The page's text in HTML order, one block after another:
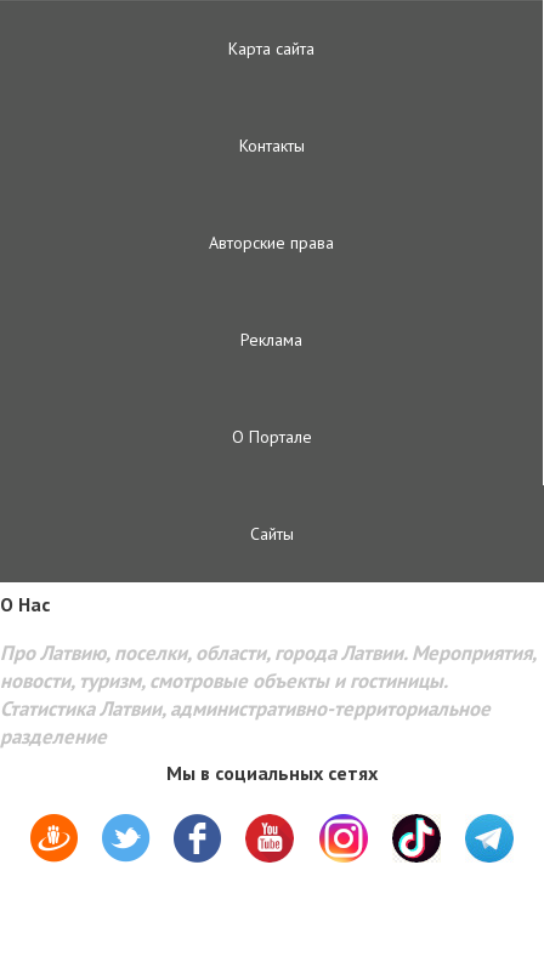
Карта сайта
Контакты
Авторские права
Реклама
О Портале
Сайты
O Hac
Про Латвию, поселки, области, города Латвии. Мероприятия,
новости, туризм, смотровые объекты и гостиницы.
Статистика Латвии, административно-территориальное
разделение
Мы в социальных сетях